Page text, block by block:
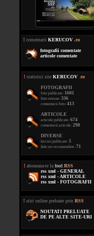
! comentarii KERUCOV .ro
fotografii comentate
articole comentate
! statistici site KERUCOV ro
FOTOGRAFII
foto publicate: 1601
foto retrase: 336
comentarii foto: 413
ARTICOLE
articole publicate: 674
comentarii articole: 298
DIVERSE
lucrari publicate: 5
link-uri recomandate: 71
! aboneaza-te la feed RSS
rss xml - GENERAL
rss xml - ARTICOLE
rss xml - FOTOGRAFII
! stiri online preluate prin RSS
NOUTATI PRELUATE
DE PE ALTE SITE-URI